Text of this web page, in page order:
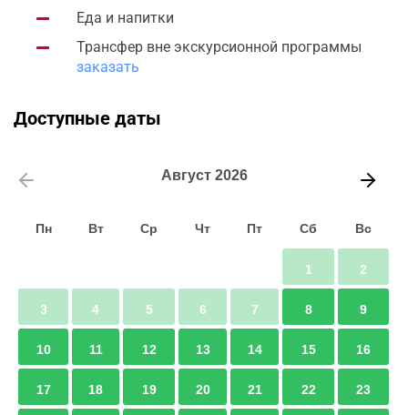
Еда и напитки
Трансфер вне экскурсионной программы
заказать
Доступные даты
Август 2026
Пн Вт Ср Чт Пт Сб Вс
1 2
3 4 5 6 7 8 9
10 11 12 13 14 15 16
17 18 19 20 21 22 23